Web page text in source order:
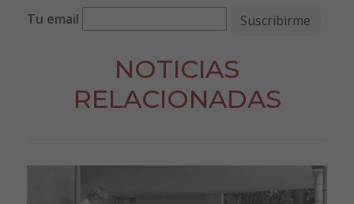
Tu email
NOTICIAS
RELACIONADAS